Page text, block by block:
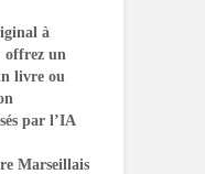
à
offrez un
livre ou
par l’IA
Marseillais